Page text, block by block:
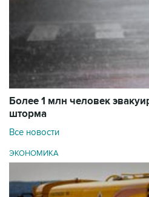
Более 1 млн человек
шторма
Все новости
ЭКОНОМИКА